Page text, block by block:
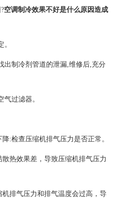
空调制冷效果不好是什么原因造成
。
出制冷剂管道的泄漏,维修后,充分
气过滤器。
:检查压缩机排气压力是否正常。
热效果差，导致压缩机排气压力
排气压力和排气温度会过高，导